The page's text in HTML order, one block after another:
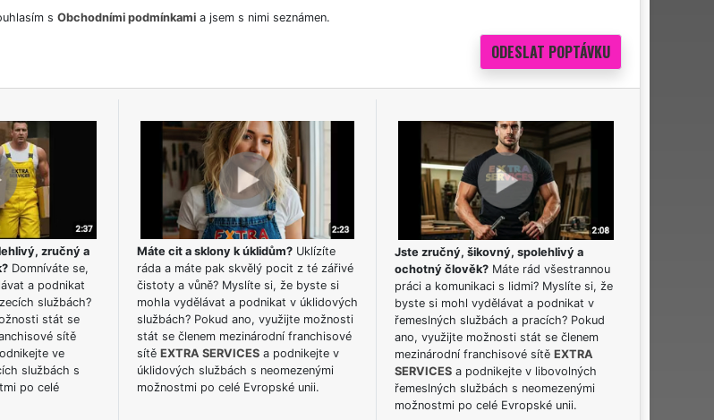
s Obchodními podmínkamia jsem s nimi seznámen.
zručný a
Domníváte se,
a podnikat
službách?
stát se
sítě
ve
službách s
po celé
Máte cit a sklony k úklidům?Uklízíte
ráda a máte pak skvělý pocit z té zářivé
čistoty a vůně? Myslíte si, že byste si
mohla vydělávat a podnikat v úklidových
službách? Pokud ano, využijte možnosti
stát se členem mezinárodní franchisové
sítě EXTRA SERVICESa podnikejte v
úklidových službách s neomezenými
možnostmi po celé Evropské unii.
Jste zručný, šikovný, spolehlivý a
ochotný člověk? Máte rád všestrannou
práci a komunikaci s lidmi? Myslíte si, že
byste si mohl vydělávat a podnikat v
řemeslných službách a pracích? Pokud
ano, využijte možnosti stát se členem
mezinárodní franchisové sítěEXTRA
SERVICES a podnikejte v libovolných
řemeslných službách s neomezenými
možnostmi po celé Evropské unii.